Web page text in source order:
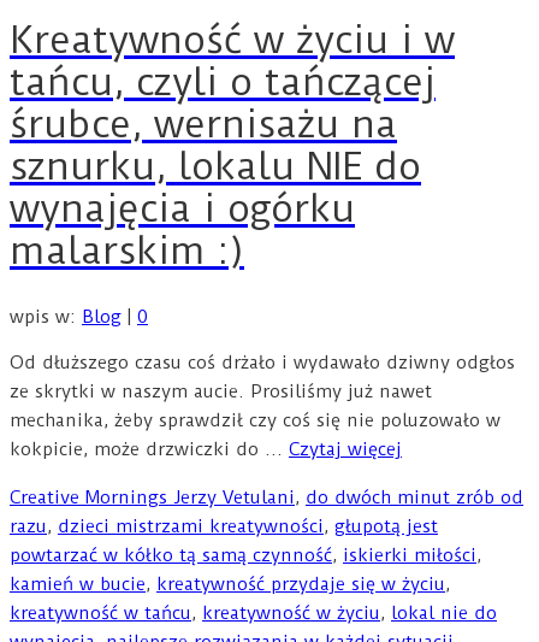
Kreatywność w życiu i w
tańcu, czyli o tańczącej
śrubce, wernisażu na
sznurku, lokalu NIE do
wynajęcia i ogórku
malarskim :)
wpis w: Blog 0
Od dłuższego czasu coś drżało i wydawało dziwny odgłos
ze skrytki w naszym aucie. Prosiliśmy już nawet
mechanika, żeby sprawdził czy coś się nie poluzowało w
kokpicie, może drzwiczki do … Czytaj więcej
Creative Mornings Jerzy Vetulani, do dwóch minut zrób od
razu, dzieci mistrzami kreatywności, głupotą jest
powtarzać w kółko tą samą czynność, iskierki miłości,
kamień w bucie, kreatywność przydaje się w życiu,
kreatywność w tańcu, kreatywność w życiu, lokal nie do